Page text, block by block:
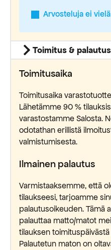
Arvosteluja ei
Toimitus & palautus
Toimitusaika
Toimitusaika
Lähetämme 90 %
varastostamme Salosta.
odotathan erillistä
valmistumisesta.
Ilmainen palautus
Varmistaaksemme, että
tilaukseesi, tarjoamme
palautusoikeuden. Tämä
palauttaa matto/matot
tilauksen
Palautetun maton on